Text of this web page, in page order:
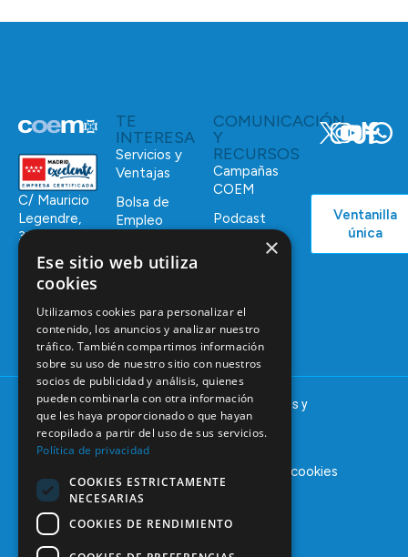
C/ Mauricio
Legendre,
38
28046
Madrid
91 561 29 05
informacion@coem.org.es
TE
INTERESA
Servicios y
Ventajas
Bolsa de
Empleo
Continuada
anuncios
COMUNICACIÓN
Y
RECURSOS
Campañas
COEM
Podcast
Actualidad
Ventanilla
única
© 2025 – COEM – Colegio Oficial de Odontólogos y
Estomatólogos de la I región
Política de cookies
×
Ese sitio web utiliza
cookies
Utilizamos cookies para personalizar el
contenido, los anuncios y analizar nuestro
tráfico. También compartimos información
sobre su uso de nuestro sitio con nuestros
socios de publicidad y análisis, quienes
pueden combinarla con otra información
que les haya proporcionado o que hayan
recopilado a partir del uso de sus servicios.
Política de privacidad
COOKIES ESTRICTAMENTE
NECESARIAS
COOKIES DE RENDIMIENTO